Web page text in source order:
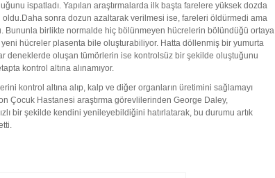
ispatladı. Yapılan araştırmalarda ilk başta farelere yüksek dozda
sonra dozun azaltarak verilmesi ise, fareleri öldürmedi ama
Bununla birlikte normalde hiç bölünmeyen hücrelerin bölündüğü ortaya
hücreler plasenta bile oluşturabiliyor. Hatta döllenmiş bir yumurta
deneklerde oluşan tümörlerin ise kontrolsüz bir şekilde oluştuğunu
kontrol altına alınamıyor.
kontrol altına alıp, kalp ve diğer organların üretimini sağlamayı
Çocuk Hastanesi araştırma görevlilerinden George Daley,
bir şekilde kendini yenileyebildiğini hatırlatarak, bu durumu artık